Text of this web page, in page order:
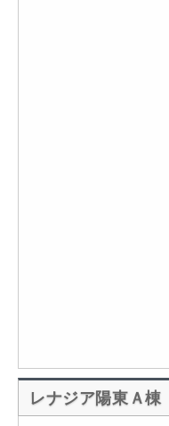
レナジア陽東Ａ棟